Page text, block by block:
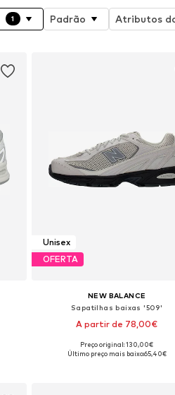
1 Padrão Atributos
Unisex
OFERTA
NEW BALANCE
Sapatilhas baixas '509'
A partir de 78,00€
+1
Disponível em vários tamanhos
Preço original: 130,00€
Último preço mais baixo:65,40€